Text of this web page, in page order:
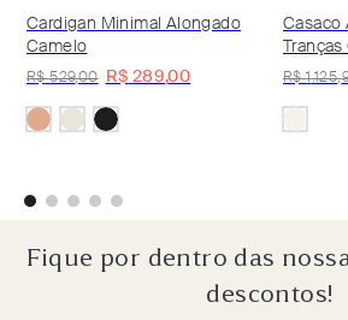
Cardigan Minimal Alongado
Camelo
R$ 529,00 R$ 289,00
Casaco
R$ 1.125,
Fique por dentro das
descontos!